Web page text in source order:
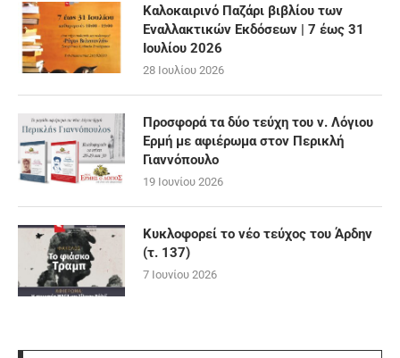
Καλοκαιρινό Παζάρι βιβλίου των
Εναλλακτικών Εκδόσεων | 7 έως 31
Ιουλίου 2026
28 Ιουλίου 2026
Προσφορά τα δύο τεύχη του ν. Λόγιου
Ερμή με αφιέρωμα στον Περικλή
Γιαννόπουλο
19 Ιουνίου 2026
Κυκλοφορεί το νέο τεύχος του Άρδην
(τ. 137)
7 Ιουνίου 2026